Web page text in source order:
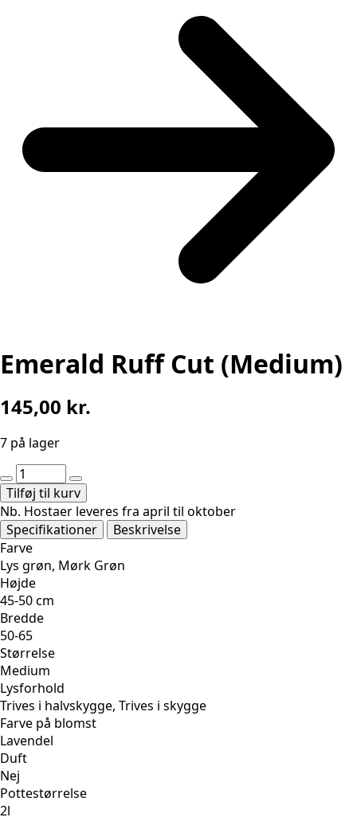
Emerald Ruff Cut (Medium)
145,00 kr.
7 på lager
Emerald
Ruff
Cut
(Medium)
antal
Tilføj til kurv
Nb. Hostaer leveres fra april til oktober
Specifikationer
Beskrivelse
Farve
Lys grøn, Mørk Grøn
Højde
45-50 cm
Bredde
50-65
Størrelse
Medium
Lysforhold
Trives i halvskygge, Trives i skygge
Farve på blomst
Lavendel
Duft
Nej
Pottestørrelse
2l